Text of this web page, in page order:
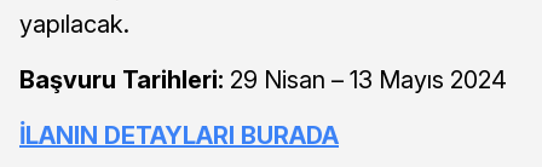
yapılacak.
Başvuru Tarihleri: 29 Nisan – 13 Mayıs 2024
İLANIN DETAYLARI BURADA